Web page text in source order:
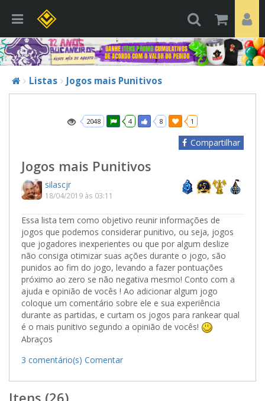
Listas Jogos mais Punitivos
2048 4 8 1
Compartilhar
Jogos mais Punitivos
silascjr
18/04/2019 às 03:11
Essa lista tem como objetivo reunir informações de
jogos que podemos considerar punitivo, ou seja, jogos
que jogadores inexperientes ou que por algum deslize
não consiga otimizar suas ações durante o jogo, são
punidos ao fim do jogo, levando a fazer pontuações
próximo ao zero se não negativa mesmo! Conto com a
ajuda e opinião de vocês ! Ao adicionar algum jogo
coloque um comentário sobre ele e sua experiência
durante as partidas, e curtam os jogos para rankear qual
é o mais punitivo segundo a opinião de vocês!
Abraços
3 comentário(s) Comentar
Itens (26)